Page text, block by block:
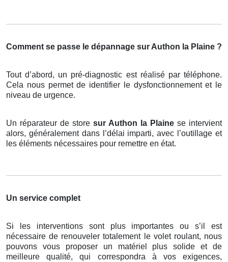
Comment se passe le dépannage sur Authon la Plaine ?
Tout d’abord, un pré-diagnostic est réalisé par téléphone.
Cela nous permet de identifier le dysfonctionnement et le
niveau de urgence.
Un réparateur de store sur Authon la Plaine se intervient
alors, généralement dans l’délai imparti, avec l’outillage et
les éléments nécessaires pour remettre en état.
Un service complet
Si les interventions sont plus importantes ou s’il est
nécessaire de renouveler totalement le volet roulant, nous
pouvons vous proposer un matériel plus solide et de
meilleure qualité, qui correspondra à vos exigences,